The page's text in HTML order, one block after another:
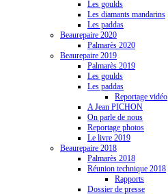
Les goulds
Les diamants mandarins
Les paddas
Beaurepaire 2020
Palmarès 2020
Beaurepaire 2019
Palmarès 2019
Les goulds
Les paddas
Reportage vidéo
A Jean PICHON
On parle de nous
Reportage photos
Le livre 2019
Beaurepaire 2018
Palmarès 2018
Réunion technique 2018
Rapports
Dossier de presse